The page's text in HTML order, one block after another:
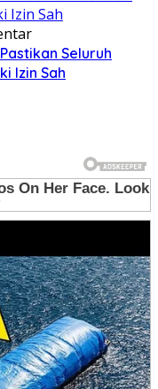
Seluruh
Izin Sah